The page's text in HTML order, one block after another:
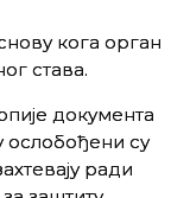
кога орган
става.
документа
ослобођени су
ради